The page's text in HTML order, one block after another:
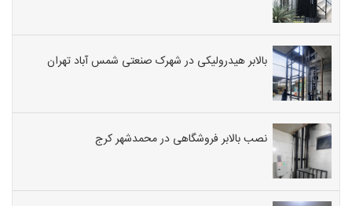
بالابر هیدرولیکی در شهرک صنعتی شمس آباد تهران
نصب بالابر فروشگاهی در محمدشهر کرج